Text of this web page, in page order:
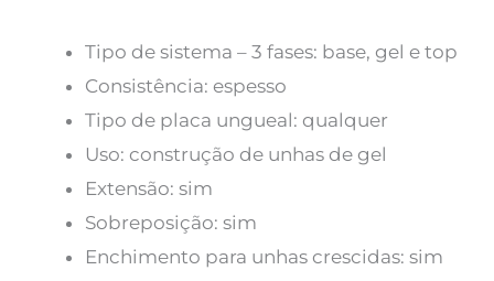
Tipo de sistema – 3 fases: base, gel e top
Consistência: espesso
Tipo de placa ungueal: qualquer
Uso: construção de unhas de gel
Extensão: sim
Sobreposição: sim
Enchimento para unhas crescidas: sim